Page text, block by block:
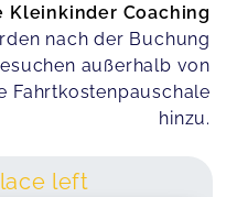
Kleinkinder Coaching
nach der Buchung
außerhalb von
Fahrtkostenpauschale
hinzu.
left